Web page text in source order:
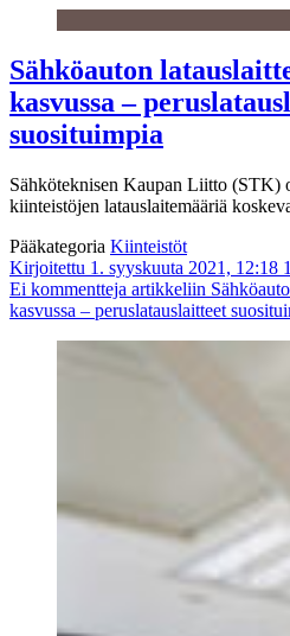
Sähköauton
kasvussa –
suosituimpia
Sähköteknisen Kaupan Liitto (STK)
kiinteistöjen latauslaitemääriä
Pääkategoria Kiinteistöt
Kirjoitettu 1. syyskuuta 2021, 12:18
Ei kommentteja artikkeliin
kasvussa – peruslatauslaitteet